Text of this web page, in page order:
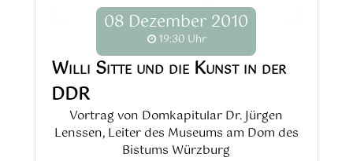
08 Dezember 2010
19:30 Uhr
Willi Sitte und die Kunst in der
DDR
Vortrag von Domkapitular Dr. Jürgen
Lenssen, Leiter des Museums am Dom des
Bistums Würzburg